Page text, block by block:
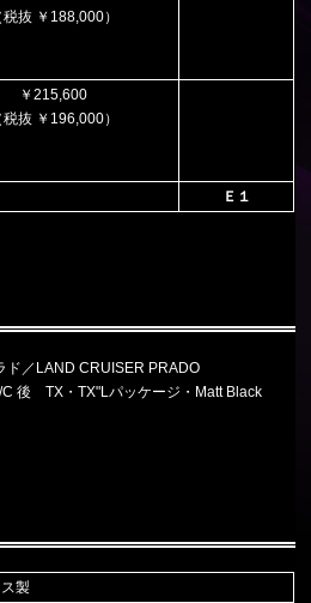
税抜 ￥188,000）
￥215,600
税抜 ￥196,000）
Ｅ１
／LAND CRUISER PRADO
後 TX・TX"Lパッケージ・Matt Black
製